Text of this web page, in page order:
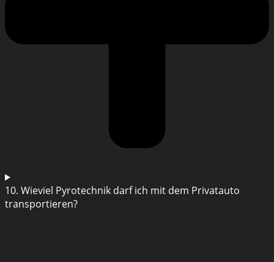
10. Wieviel Pyrotechnik darf ich mit dem Privatauto
transportieren?